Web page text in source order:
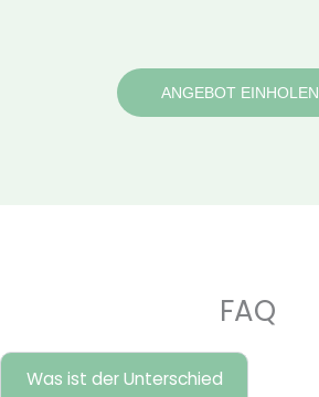
ANGEBOT EINHOLEN
FAQ
Was ist der Unterschied